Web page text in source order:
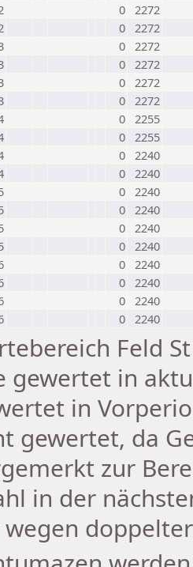
0 2272
0 2272
0 2272
0 2272
0 2272
0 2272
0 2255
0 2255
0 2240
0 2240
0 2240
0 2240
0 2240
0 2240
0 2240
0 2240
0 2240
0 2240
Feld
gewertet in
in
gewertet, da
zur
in der
wegen